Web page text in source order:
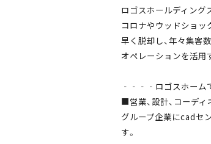
ロゴスホールディング
コロナやウッドショ
早く脱却し、年々集客
オペレーションを活用
‐‐‐‐ロゴスホーム
■営業、設計、コーデ
グループ企業にcadセ
す。